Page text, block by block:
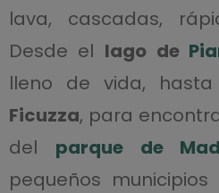
lava, cascadas,
Desde el lago de
lleno de vida,
Ficuzza, para
del parque de
pequeños